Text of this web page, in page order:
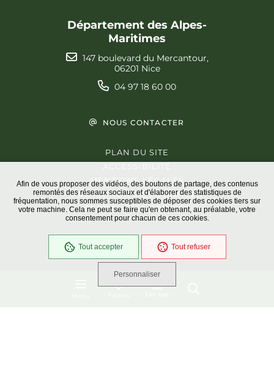
Afin de vous proposer des vidéos, des boutons de partage, des contenus
remontés des réseaux sociaux et d'élaborer des statistiques de
fréquentation, nous sommes susceptibles de déposer des cookies tiers sur
votre machine. Cela ne peut se faire qu'en obtenant, au préalable, votre
consentement pour chacun de ces cookies.
Tout accepter Tout refuser
Personnaliser
Département des Alpes-
Maritimes
147 boulevard du Mercantour,
06201 Nice
04 97 18 60 00
NOUS CONTACTER
PLAN DU SITE
MENTIONS LÉGALES
PROTECTION DES DONNÉES
GESTION DES COOKIES
En cours